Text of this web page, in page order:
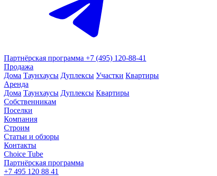
Партнёрская программа +7 (495) 120-88-41
Продажа
Дома Таунхаусы Дуплексы Участки Квартиры
Аренда
Дома Таунхаусы Дуплексы Квартиры
Собственникам
Поселки
Компания
Строим
Статьи и обзоры
Контакты
Choice Tube
Партнёрская программа
+7 495 120 88 41